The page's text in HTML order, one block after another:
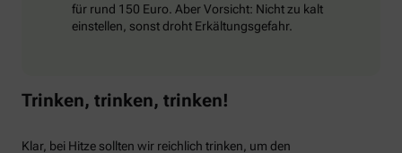
für rund 150 Euro. Aber Vorsicht: Nicht zu kalt
einstellen, sonst droht Erkältungsgefahr.
Trinken, trinken, trinken!
Klar, bei Hitze sollten wir reichlich trinken, um den